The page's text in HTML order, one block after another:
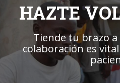
HAZTE
Tiende tu brazo
colaboración es